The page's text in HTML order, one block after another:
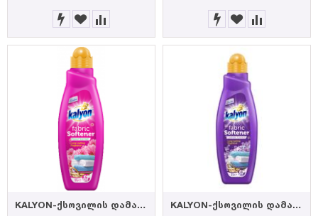
KALYON-ქსოვილის დამარბილებელი ცოცხალი ყვავილი 1000 მლ. (12) KALYON-ქსოვილის დამარბილებელი ლავანდა 1000 მლ. (12)